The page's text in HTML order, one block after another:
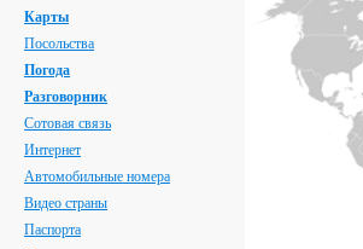
Карты
Посольства
Погода
Разговорник
Сотовая связь
Интернет
Автомобильные номера
Видео страны
Паспорта